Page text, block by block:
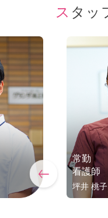
スタ
常勤
看護師
坪井 桃子